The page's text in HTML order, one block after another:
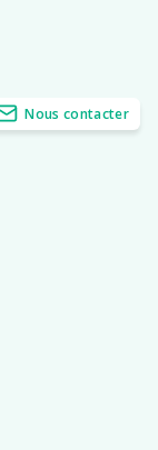
Nous contacter